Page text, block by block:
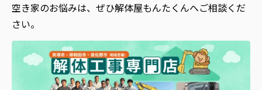
空き家のお悩みは、ぜひ解体屋もんたくんへご相談くだ
さい。